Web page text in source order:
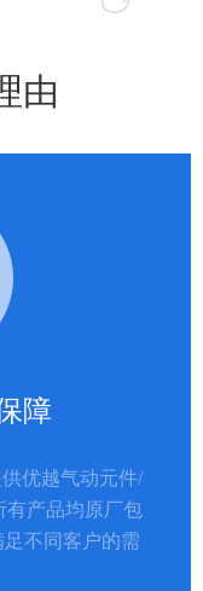
由
障
优越气动元件/
有产品均原厂包
不同客户的需